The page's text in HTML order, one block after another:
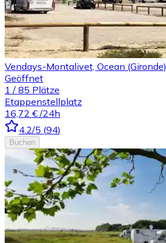
Vendays-Montalivet, Ocean (Gironde)
Geöffnet
1 / 85 Plätze
Etappenstellplatz
16,72 € /24h
4.2/5 (94)
Buchen